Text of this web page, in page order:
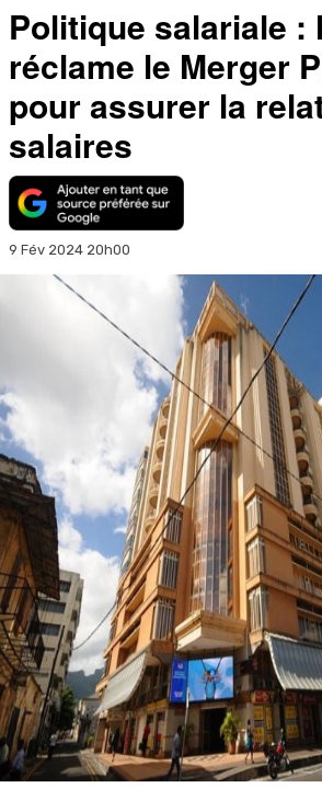
Politique salariale :
réclame le Merger
pour assurer la
salaires
9 Fév 2024 20h00